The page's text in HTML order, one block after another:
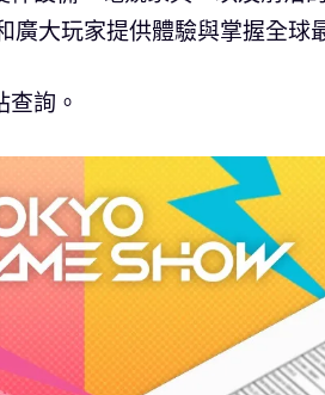
廣大玩家提供體驗與掌握全球
詢。